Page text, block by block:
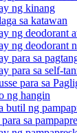
ng kinang
sa katawan
ng deodorant
ng deodorant
para sa
para sa self-
para sa
ng hangin
butil ng
sa